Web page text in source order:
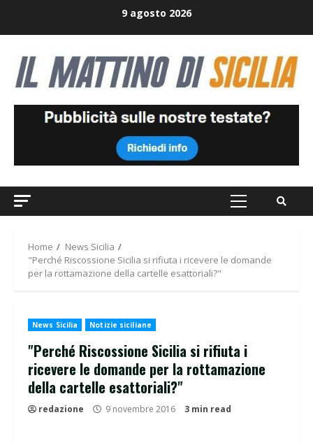
9 agosto 2026
Primary
Home
News Sicilia
"Perché Riscossione Sicilia si rifiuta i ricevere le domande
per la rottamazione della cartelle esattoriali?"
News Sicilia Notizie siciliane
"Perché Riscossione Sicilia si rifiuta i
ricevere le domande per la rottamazione
della cartelle esattoriali?"
redazione 9 novembre 2016 3 min read